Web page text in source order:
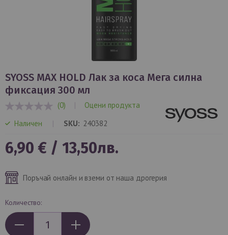
към
началото
на
галерия
снимки
SYOSS MAX HOLD Лак за коса Мега силна
фиксация 300 мл
(0) |
Оцени продукта
Наличен
SKU 240382
6,90 € / 13,50лв.
Поръчай онлайн и вземи от наша дрогерия
Количество: